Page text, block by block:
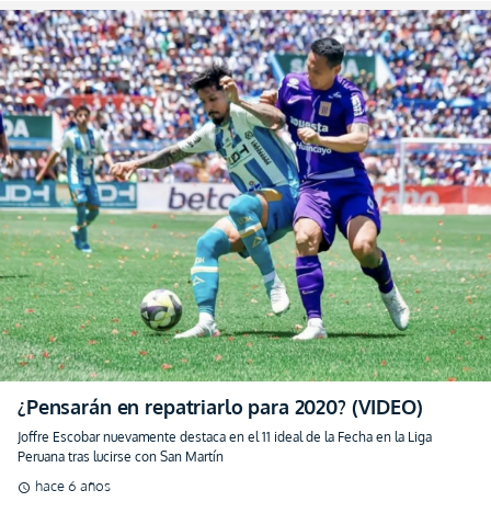
¿Pensarán en repatriarlo para 2020? (VIDEO)
Joffre Escobar nuevamente destaca en el 11 ideal de la Fecha en la Liga
Peruana tras lucirse con San Martín
schedule hace 6 años